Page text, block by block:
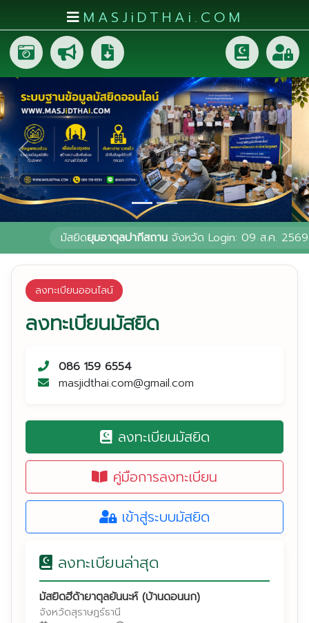
MASJiDTHAi.COM
หน้า
หลัก
มัสยิด
และ
สัป
ปุ
รุษ
กระบี่
ตรัง
ตาก
นครศรีธรรมราช
นราธิวาส
ปัตตานี
พระนครศรีอยุธยา
ภูเก็ต
ระนอง
ราชบุรี
สงขลา
สตูล
สุราษฎร์ธานี
เชียงใหม่
Previous Next
มัสยิดยุมอาตุลปากีสถานจังหวัด Login: 09 ส.ค. 2569 เวลา:
ลงทะเบียนออนไลน์
ลงทะเบียนมัสยิด
086 159 6554
masjidthai.com@gmail.com
ลงทะเบียนมัสยิด
คู่มือการลงทะเบียน
เข้าสู่ระบบมัสยิด
ลงทะเบียนล่าสุด
มัสยิดฮีด้ายาตุลยันนะห์ (บ้านดอนนก)
จังหวัดสุราษฎร์ธานี